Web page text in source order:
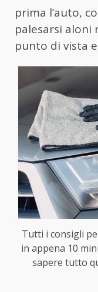
prima l’auto,
palesarsi aloni
punto di vista
Tutti i consigli
in appena 10
sapere tutto